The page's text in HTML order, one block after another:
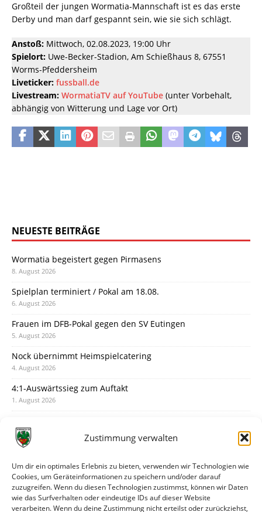
Zustimmung verwalten
Um dir ein optimales Erlebnis zu bieten, verwenden wir Technologien wie
Cookies, um Geräteinformationen zu speichern und/oder darauf
zuzugreifen. Wenn du diesen Technologien zustimmst, können wir Daten
wie das Surfverhalten oder eindeutige IDs auf dieser Website
verarbeiten. Wenn du deine Zustimmung nicht erteilst oder zurückziehst,
Großteil der jungen Wormatia-Mannschaft ist es das erste
Derby und man darf gespannt sein, wie sie sich schlägt.
Anstoß: Mittwoch, 02.08.2023, 19:00 Uhr
Spielort: Uwe-Becker-Stadion, Am Schießhaus 8, 67551
Worms-Pfeddersheim
Liveticker: fussball.de
Livestream: WormatiaTV auf YouTube (unter Vorbehalt,
abhängig von Witterung und Lage vor Ort)
NEUESTE BEITRÄGE
Wormatia begeistert gegen Pirmasens
8. August 2026
Spielplan terminiert / Pokal am 18.08.
6. August 2026
Frauen im DFB-Pokal gegen den SV Eutingen
5. August 2026
Nock übernimmt Heimspielcatering
4. August 2026
4:1-Auswärtssieg zum Auftakt
1. August 2026
31. Juli 2026
30. Juli 2026
Deine Spielminute: 89+1
28. Juli 2026